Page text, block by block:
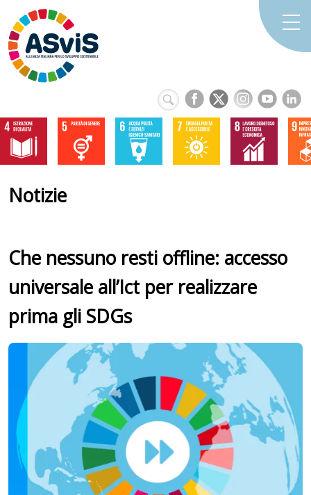
Notizie
Che nessuno resti offline: accesso
universale all’Ict per realizzare
prima gli SDGs